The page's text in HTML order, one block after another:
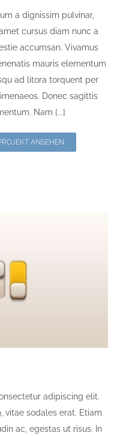
a dignissim pulvinar,
cursus diam nunc a
accumsan. Vivamus
mauris elementum
ad litora torquent per
Donec sagittis
Nam [...]
ANSEHEN
adipiscing elit.
vitae sodales erat. Etiam
ac, egestas ut risus. In